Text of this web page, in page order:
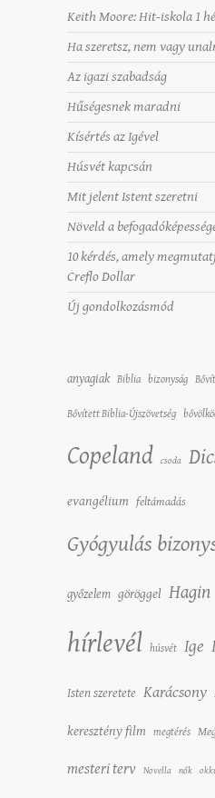
Keith Moore: Hit-iskola 1
Ha szeretsz, nem vagy
Az igazi szabadság
Hűségesnek maradni
Kísértés az Igével
Húsvét kapcsán
Mit jelent Istent szeretni
Növeld a
10 kérdés, amely
Creflo Dollar
Új gondolkozásmód
anyagiak Biblia bizonyság
Bővített Biblia-Újszövetség
Copeland csoda
evangélium feltámadás
Gyógyulás
győzelem göröggel Hagin
hírlevél húsvét Ige
Isten szeretete Karácsony
keresztény film megtérés
mesteri terv Novella nők